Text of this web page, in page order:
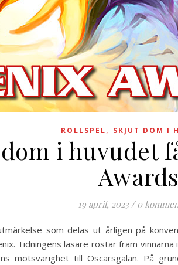
ROLLSPEL, SKJUT DOM I
i huvudet
Awards
19 april, 2023 / 0
som delas ut årligen på
Tidningens läsare röstar fram
motsvarighet till Oscarsgalan. På